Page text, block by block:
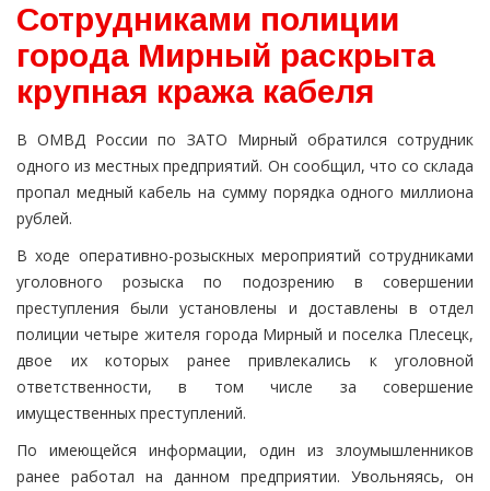
Сотрудниками полиции
города Мирный раскрыта
крупная кража кабеля
В ОМВД России по ЗАТО Мирный обратился сотрудник
одного из местных предприятий. Он сообщил, что со склада
пропал медный кабель на сумму порядка одного миллиона
рублей.
В ходе оперативно-розыскных мероприятий сотрудниками
уголовного розыска по подозрению в совершении
преступления были установлены и доставлены в отдел
полиции четыре жителя города Мирный и поселка Плесецк,
двое их которых ранее привлекались к уголовной
ответственности, в том числе за совершение
имущественных преступлений.
По имеющейся информации, один из злоумышленников
ранее работал на данном предприятии. Увольняясь, он